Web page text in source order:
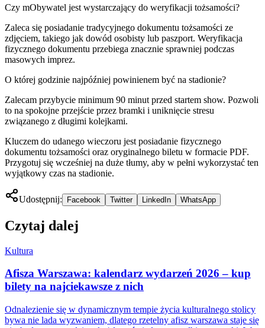
Czy mObywatel jest wystarczający do weryfikacji tożsamości?
Zaleca się posiadanie tradycyjnego dokumentu tożsamości ze
zdjęciem, takiego jak dowód osobisty lub paszport. Weryfikacja
fizycznego dokumentu przebiega znacznie sprawniej podczas
masowych imprez.
O której godzinie najpóźniej powinienem być na stadionie?
Zalecam przybycie minimum 90 minut przed startem show. Pozwoli
to na spokojne przejście przez bramki i uniknięcie stresu
związanego z długimi kolejkami.
Kluczem do udanego wieczoru jest posiadanie fizycznego
dokumentu tożsamości oraz oryginalnego biletu w formacie PDF.
Przygotuj się wcześniej na duże tłumy, aby w pełni wykorzystać ten
wyjątkowy czas na stadionie.
Udostępnij: Facebook Twitter LinkedIn WhatsApp
Czytaj dalej
Kultura
Afisza Warszawa: kalendarz wydarzeń 2026 – kup
bilety na najciekawsze z nich
Odnalezienie się w dynamicznym tempie życia kulturalnego stolicy
bywa nie lada wyzwaniem, dlatego rzetelny afisz warszawa staje się